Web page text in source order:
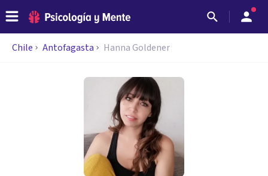
Chile Antofagasta Hanna Goldener